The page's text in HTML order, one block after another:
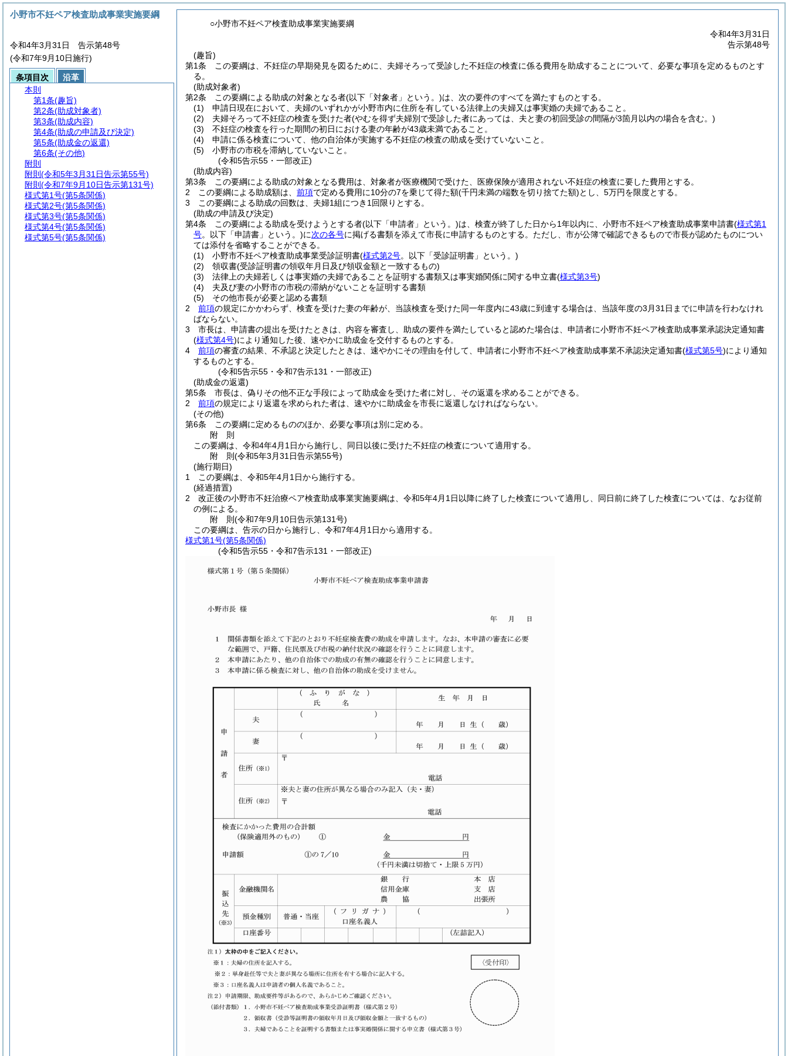
○小野市不妊ペア検査助成事業実施要綱
令和4年3月31日
告示第48号
(趣旨)
第1条
この要綱は、不妊症の早期発見を図るために、夫婦そろって受診した不妊症の検査に係る費用を助成することについて、必要な事項を定めるものとす
る。
(助成対象者)
第2条
この要綱による助成の対象となる者(以下「対象者」という。)は、次の要件のすべてを満たすものとする。
(1)
申請日現在において、夫婦のいずれかが小野市内に住所を有している法律上の夫婦又は事実婚の夫婦であること。
(2)
夫婦そろって不妊症の検査を受けた者(やむを得ず夫婦別で受診した者にあっては、夫と妻の初回受診の間隔が3箇月以内の場合を含む。)
(3)
不妊症の検査を行った期間の初日における妻の年齢が43歳未満であること。
(4)
申請に係る検査について、他の自治体が実施する不妊症の検査の助成を受けていないこと。
(5)
小野市の市税を滞納していないこと。
(令和5告示55・一部改正)
(助成内容)
第3条
この要綱による助成の対象となる費用は、対象者が医療機関で受けた、医療保険が適用されない不妊症の検査に要した費用とする。
2
この要綱による助成額は、 前項で定める費用に10分の7を乗じて得た額(千円未満の端数を切り捨てた額)とし、5万円を限度とする。
3
この要綱による助成の回数は、夫婦1組につき1回限りとする。
(助成の申請及び決定)
第4条
この要綱による助成を受けようとする者(以下「申請者」という。)は、検査が終了した日から1年以内に、小野市不妊ペア検査助成事業申請書(様式第1
号。以下「申請書」という。)に次の各号に掲げる書類を添えて市長に申請するものとする。 ただし、市が公簿で確認できるもので市長が認めたものについ
ては添付を省略することができる。
(1)
小野市不妊ペア検査助成事業受診証明書(様式第2号。以下「受診証明書」という。)
(2)
領収書(受診証明書の領収年月日及び領収金額と一致するもの)
(3)
法律上の夫婦若しくは事実婚の夫婦であることを証明する書類又は事実婚関係に関する申立書(様式第3号)
(4)
夫及び妻の小野市の市税の滞納がないことを証明する書類
(5)
その他市長が必要と認める書類
2
前項の規定にかかわらず、検査を受けた妻の年齢が、当該検査を受けた同一年度内に43歳に到達する場合は、当該年度の3月31日までに申請を行わなけれ
ばならない。
3
市長は、申請書の提出を受けたときは、内容を審査し、助成の要件を満たしていると認めた場合は、申請者に小野市不妊ペア検査助成事業承認決定通知書
(様式第4号)により通知した後、速やかに助成金を交付するものとする。
4
前項の審査の結果、不承認と決定したときは、速やかにその理由を付して、申請者に小野市不妊ペア検査助成事業不承認決定通知書(様式第5号)により通知
するものとする。
(令和5告示55・令和7告示131・一部改正)
(助成金の返還)
第5条
市長は、偽りその他不正な手段によって助成金を受けた者に対し、その返還を求めることができる。
2
前項の規定により返還を求められた者は、速やかに助成金を市長に返還しなければならない。
(その他)
第6条
この要綱に定めるもののほか、必要な事項は別に定める。
附 則
この要綱は、令和4年4月1日から施行し、同日以後に受けた不妊症の検査について適用する。
附 則(令和5年3月31日告示第55号)
(施行期日)
1
この要綱は、令和5年4月1日から施行する。
(経過措置)
2
改正後の小野市不妊治療ペア検査助成事業実施要綱は、令和5年4月1日以降に終了した検査について適用し、同日前に終了した検査については、なお従前
の例による。
附 則(令和7年9月10日告示第131号)
この要綱は、告示の日から施行し、令和7年4月1日から適用する。
様式第1号(第5条関係)
(令和5告示55・令和7告示131・一部改正)
小野市不妊ペア検査助成事業実施要綱
令和4年3月31日 告示第48号
(令和7年9月10日施行)
条項目次
沿革
本則
第1条(趣旨)
第2条(助成対象者)
第3条(助成内容)
第4条(助成の申請及び決定)
第5条(助成金の返還)
第6条(その他)
附則
附則 (令和5年3月31日告示第55号)
附則 (令和7年9月10日告示第131号)
様式第1号(第5条関係)
様式第2号(第5条関係)
様式第3号(第5条関係)
様式第4号(第5条関係)
様式第5号(第5条関係)